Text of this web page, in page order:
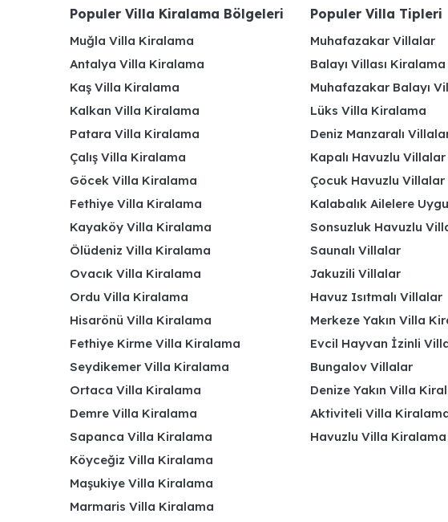
Populer Villa Kiralama Bölgeleri
Muğla Villa Kiralama
Antalya Villa Kiralama
Kaş Villa Kiralama
Kalkan Villa Kiralama
Patara Villa Kiralama
Çalış Villa Kiralama
Göcek Villa Kiralama
Fethiye Villa Kiralama
Kayaköy Villa Kiralama
Ölüdeniz Villa Kiralama
Ovacık Villa Kiralama
Ordu Villa Kiralama
Hisarönü Villa Kiralama
Fethiye Kirme Villa Kiralama
Seydikemer Villa Kiralama
Ortaca Villa Kiralama
Demre Villa Kiralama
Sapanca Villa Kiralama
Köyceğiz Villa Kiralama
Maşukiye Villa Kiralama
Marmaris Villa Kiralama
Populer Villa Tipleri
Muhafazakar Villalar
Balayı Villası Kiralama
Muhafazakar Balayı
Lüks Villa Kiralama
Deniz Manzaralı
Kapalı Havuzlu Villalar
Çocuk Havuzlu Villalar
Kalabalık Ailelere
Sonsuzluk Havuzlu
Saunalı Villalar
Jakuzili Villalar
Havuz Isıtmalı Villalar
Merkeze Yakın Villa
Evcil Hayvan İzinli
Bungalov Villalar
Denize Yakın Villa
Aktiviteli Villa
Havuzlu Villa Kiralama